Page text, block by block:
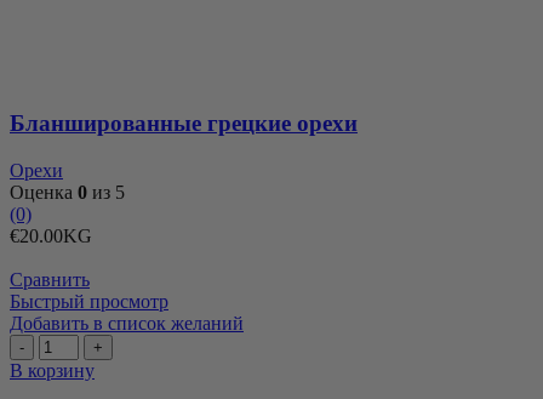
Бланшированные грецкие орехи
Орехи
Оценка 0 из 5
(0)
€20.00KG
Сравнить
Быстрый просмотр
Добавить в список желаний
Количество
товара
Бобы
В корзину